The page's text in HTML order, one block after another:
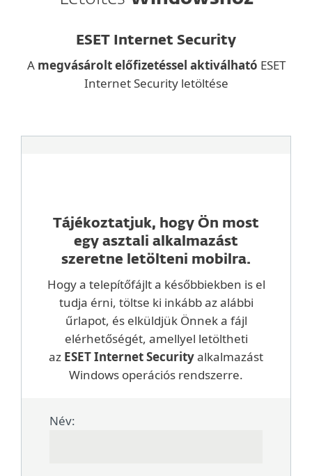
ESET Internet Security
A megvásárolt előfizetéssel aktiválható ESET
Internet Security letöltése
Tájékoztatjuk, hogy Ön most
egy asztali alkalmazást
szeretne letölteni mobilra.
Hogy a telepítőfájlt a későbbiekben is el
tudja érni, töltse ki inkább az alábbi
űrlapot, és elküldjük Önnek a fájl
elérhetőségét, amellyel letöltheti
az ESET Internet Securityalkalmazást
Windows operációs rendszerre.
Név: